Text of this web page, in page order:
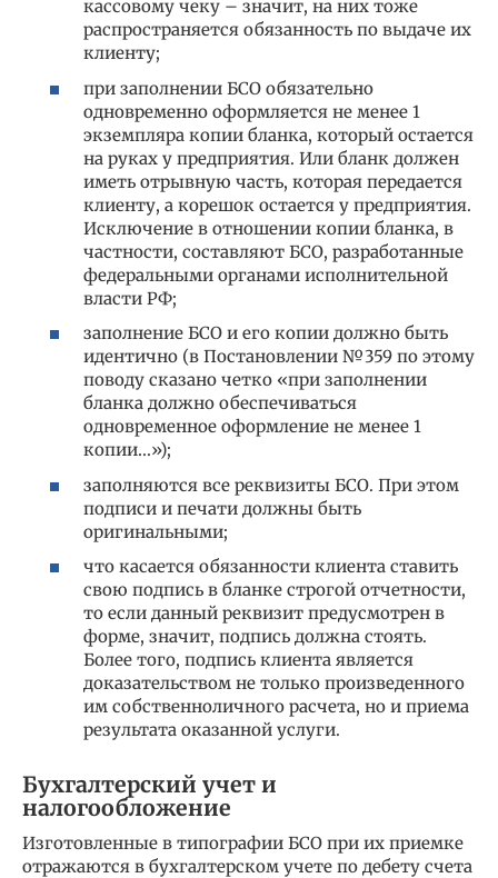
кассовому чеку – значит, на них тоже
распространяется обязанность по выдаче их
клиенту;
при заполнении БСО обязательно
одновременно оформляется не менее 1
экземпляра копии бланка, который остается
на руках у предприятия. Или бланк должен
иметь отрывную часть, которая передается
клиенту, а корешок остается у предприятия.
Исключение в отношении копии бланка, в
частности, составляют БСО, разработанные
федеральными органами исполнительной
власти РФ;
заполнение БСО и его копии должно быть
идентично (в Постановлении №359 по этому
поводу сказано четко «при заполнении
бланка должно обеспечиваться
одновременное оформление не менее 1
копии…»);
заполняются все реквизиты БСО. При этом
подписи и печати должны быть
оригинальными;
что касается обязанности клиента ставить
свою подпись в бланке строгой отчетности,
то если данный реквизит предусмотрен в
форме, значит, подпись должна стоять.
Более того, подпись клиента является
доказательством не только произведенного
им собственноличного расчета, но и приема
результата оказанной услуги.
Бухгалтерский учет и
налогообложение
Изготовленные в типографии БСО при их приемке
отражаются в бухгалтерском учете по дебету счета